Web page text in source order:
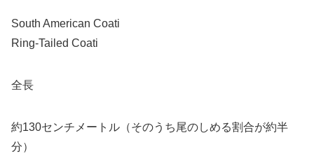
South American Coati
Ring-Tailed Coati
全長
約130センチメートル（そのうち尾のしめる割合が約半
分）